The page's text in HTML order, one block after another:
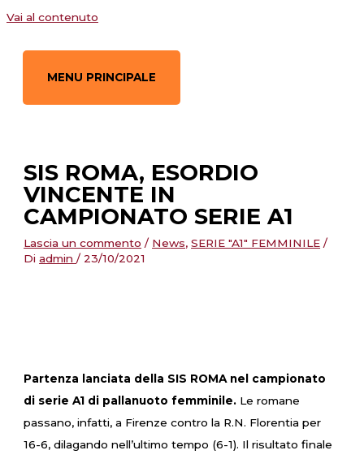
Vai al contenuto
MENU PRINCIPALE
SIS ROMA, ESORDIO
VINCENTE IN
CAMPIONATO SERIE A1
Lascia un commento / News,SERIE "A1" FEMMINILE /
Diadmin/ 23/10/2021
Partenza lanciata della SIS ROMA nel campionato
di serie A1 di pallanuoto femminile. Le romane
passano, infatti, a Firenze contro la R.N. Florentia per
16-6, dilagando nell’ultimo tempo (6-1). Il risultato finale